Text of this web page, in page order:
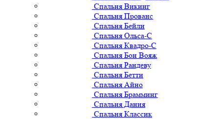
Спальня Викинг
Спальня Прованс
Спальня Бейли
Спальня Ольса-С
Спальня Квадро-С
Спальня Бон Вояж
Спальня Рандеву
Спальня Бетти
Спальня Айно
Спальня Брамминг
Спальня Дания
Спальня Классик